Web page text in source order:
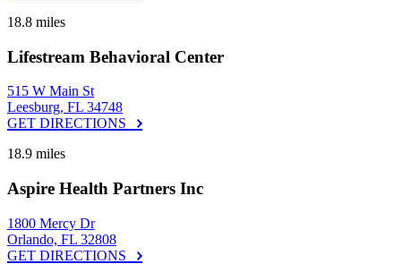
18.8 miles
Lifestream Behavioral Center
515 W Main St
Leesburg, FL 34748
GET DIRECTIONS
18.9 miles
Aspire Health Partners Inc
1800 Mercy Dr
Orlando, FL 32808
GET DIRECTIONS